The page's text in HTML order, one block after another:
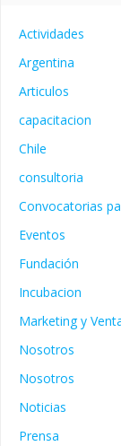
Actividades
Argentina
Articulos
capacitacion
Chile
consultoria
Convocatorias
Eventos
Fundación
Incubacion
Marketing y
Nosotros
Nosotros
Noticias
Prensa